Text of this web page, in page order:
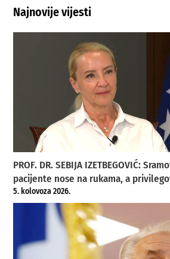
Najnovije vijesti
PROF. DR. SEBIJA IZETBEGOVIĆ:
pacijente nose na rukama, a
5. kolovoza 2026.